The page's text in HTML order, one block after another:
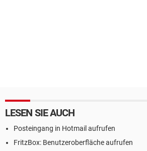
LESEN SIE AUCH
Posteingang in Hotmail aufrufen
FritzBox: Benutzeroberfläche aufrufen